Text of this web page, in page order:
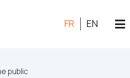
FR EN
public